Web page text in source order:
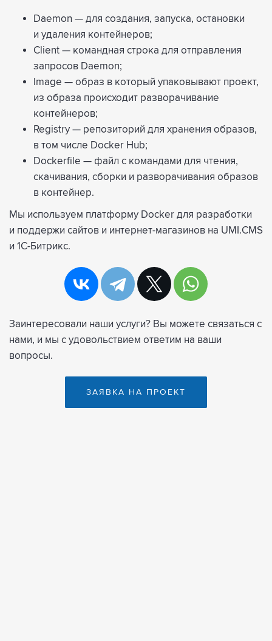
Daemon — для создания, запуска, остановки
и удаления контейнеров;
Сlient — командная строка для отправления
запросов Daemon;
Image — образ в который упаковывают проект,
из образа происходит разворачивание
контейнеров;
Registry — репозиторий для хранения образов,
в том числе Docker Hub;
Dockerfile — файл с командами для чтения,
скачивания, сборки и разворачивания образов
в контейнер.
Мы используем платформу Docker для разработки
и поддержи сайтов и интернет-магазинов на UMI.CMS
и 1С-Битрикс.
Заинтересовали наши услуги? Вы можете связаться с
нами, и мы с удовольствием ответим на ваши
вопросы.
ЗАЯВКА НА ПРОЕКТ